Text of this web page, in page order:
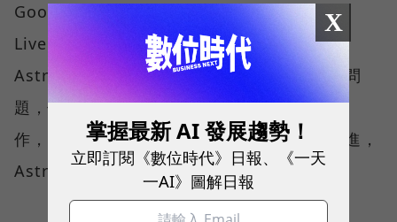
Google Lens智慧鏡頭也全面升級「Search
Live」功能，導入Google智慧助手Project
Astra，打開鏡頭後可以跟助手即時對話詢問問
題，例如製作實驗時，可以給鏡頭看目前的動
作，說明自己遇到的瓶頸，詢問Astra如何改進，
Astra甚至會在你有訊息說錯時即時指正。
X
掌握最新 AI 發展趨勢！
立即訂閱《數位時代》日報、《一天
一AI》圖解日報